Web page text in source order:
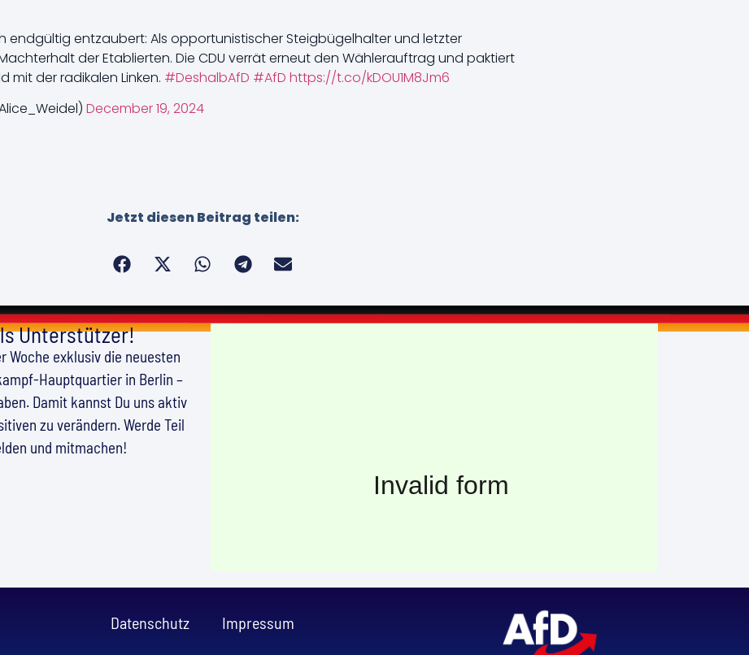
endgültig entzaubert: Als opportunistischer Steigbügelhalter und letzter
der Etablierten. Die CDU verrät erneut den Wählerauftrag und paktiert
mit der radikalen Linken. #DeshalbAfD #AfD https://t.co/kDOU1M8Jm6
December 19, 2024
Jetzt diesen Beitrag teilen:
Unterstützer!
Woche exklusiv die neuesten
Hauptquartier in Berlin –
Damit kannst Du uns aktiv
zu verändern. Werde Teil
und mitmachen!
Datenschutz Impressum